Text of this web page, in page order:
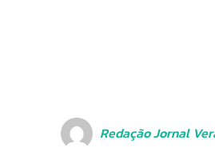
Redação Jornal